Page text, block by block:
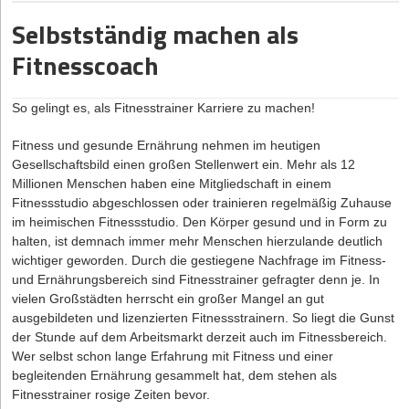
nach Gründung zu erwarten?
Was sind die Stärken und Schwächen des Unternehmens?
Welcher Kapitalbedarf resultiert aus der Planung und wie
(Quelle: gründerberater.de)
Wer sich mit einem Foodtruck selbständig machen will, kommt
auch um das ThemaFinanzierung nicht herum. Eigentlich solltest
du dich schon während der Businessplanerstellung damit
auseinandersetzen. Hierzu zählen im Detail die Umsatz- und
Gewinnplanung, die Unternehmensfinanzierung sowie die
Einnahmen-Überschuss-Rechnung(EÜR).
Feedback einholen und testen, testen, testen
Leider kann man nie mit Sicherheit abschätzen, ob das eigene
Business ein Erfolg wird. Es ist jedoch mit Sicherheit von Vorteil,
Speisen bereits vorab zu testen und Feedback einzuholen.
hier.
Warum brauchst du als Gründer*in einen Businessplan?
vollständiger und übersichtlicher Businessplan das A und O. Denn
Unternehmens zu planen und den Kapitalbedarf zu erfassen. Und
bildet somit das Fundament für die Realisierung eines
erfolgreichen Geschäftskonzepts. Er fungiert sozusagen als
Geschäftsplan, den du erstellen musst, um mögliche Geldgeber
davon zu überzeugen, in deine Firma zu investieren. Damit
umfasst er folgende Funktionen:
Präzisierung des Geschäftsmodells
Festlegung strategischer und betriebswirtschaftlicher Ziele
Überprüfung der Geschäftsidee hinsichtlich Durchführbarkeit
und wirtschaftlichen Erfolgsaussichten
Voraussetzung zur Beantragung öffentlicher Fördermittel
Basis für zukünftige unternehmerische Strategien und
Selbstständig machen als
Fitnesscoach
So gelingt es, als Fitnesstrainer Karriere zu machen!
Fitness und gesunde Ernährung nehmen im heutigen
Gesellschaftsbild einen großen Stellenwert ein. Mehr als 12
Millionen Menschen haben eine Mitgliedschaft in einem
Fitnessstudio abgeschlossen oder trainieren regelmäßig Zuhause
im heimischen Fitnessstudio. Den Körper gesund und in Form zu
halten, ist demnach immer mehr Menschen hierzulande deutlich
wichtiger geworden. Durch die gestiegene Nachfrage im Fitness-
und Ernährungsbereich sind Fitnesstrainer gefragter denn je. In
vielen Großstädten herrscht ein großer Mangel an gut
ausgebildeten und lizenzierten Fitnessstrainern. So liegt die Gunst
der Stunde auf dem Arbeitsmarkt derzeit auch im Fitnessbereich.
Wer selbst schon lange Erfahrung mit Fitness und einer
begleitenden Ernährung gesammelt hat, dem stehen als
Fitnesstrainer rosige Zeiten bevor.